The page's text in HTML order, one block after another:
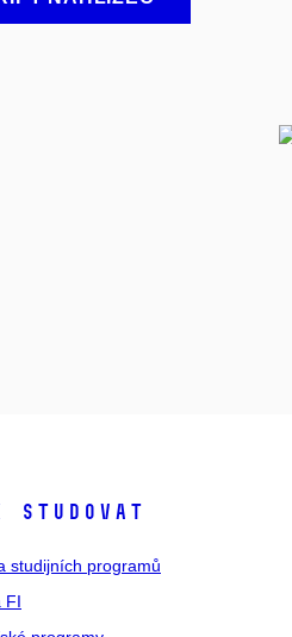
STUDOVAT
studijních programů
FI